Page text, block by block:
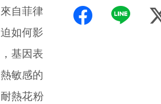
自菲律
如何影
基因表
敏感的
熱花粉